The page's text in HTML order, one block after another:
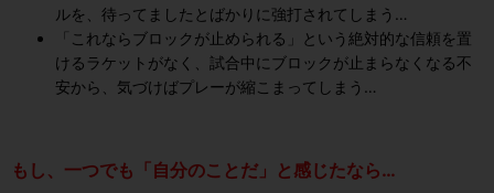
ルを、待ってましたとばかりに強打されてしまう…
「これならブロックが止められる」という絶対的な信頼を置
けるラケットがなく、試合中にブロックが止まらなくなる不
安から、気づけばプレーが縮こまってしまう…
もし、一つでも「自分のことだ」と感じたなら…